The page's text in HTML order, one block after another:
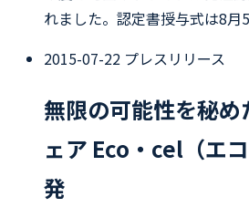
れました。認定書授与式は8月
2015-07-22 プレスリリース
無限の可能性を秘
ェア Eco・cel（エ
発